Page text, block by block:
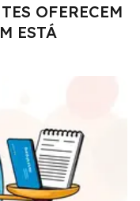
OFERECEM
ESTÁ